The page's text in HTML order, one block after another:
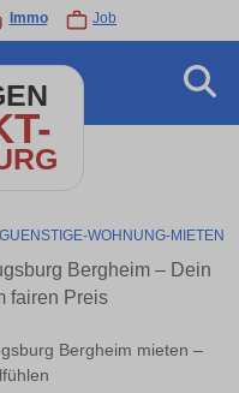
Immo Job
GUENSTIGE-WOHNUNG-MIETEN
Bergheim – Dein
fairen Preis
Bergheim mieten –